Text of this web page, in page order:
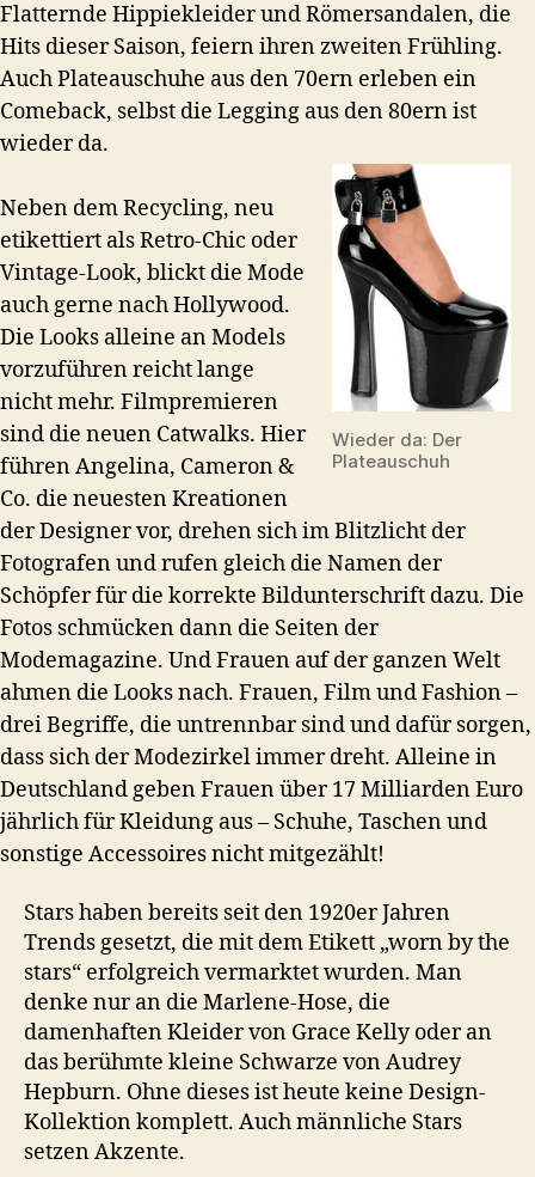
Flatternde Hippiekleider und Römersandalen, die
Hits dieser Saison, feiern ihren zweiten Frühling.
Auch Plateauschuhe aus den 70ern erleben ein
Comeback, selbst die Legging aus den 80ern ist
wieder da.
Wieder da: Der
Plateauschuh
Neben dem Recycling, neu
etikettiert als Retro-Chic oder
Vintage-Look, blickt die Mode
auch gerne nach Hollywood.
Die Looks alleine an Models
vorzuführen reicht lange
nicht mehr. Filmpremieren
sind die neuen Catwalks. Hier
führen Angelina, Cameron &
Co. die neuesten Kreationen
der Designer vor, drehen sich im Blitzlicht der
Fotografen und rufen gleich die Namen der
Schöpfer für die korrekte Bildunterschrift dazu. Die
Fotos schmücken dann die Seiten der
Modemagazine. Und Frauen auf der ganzen Welt
ahmen die Looks nach. Frauen, Film und Fashion –
drei Begriffe, die untrennbar sind und dafür sorgen,
dass sich der Modezirkel immer dreht. Alleine in
Deutschland geben Frauen über 17 Milliarden Euro
jährlich für Kleidung aus – Schuhe, Taschen und
sonstige Accessoires nicht mitgezählt!
Stars haben bereits seit den 1920er Jahren
Trends gesetzt, die mit dem Etikett „worn by the
stars“ erfolgreich vermarktet wurden. Man
denke nur an die Marlene-Hose, die
damenhaften Kleider von Grace Kelly oder an
das berühmte kleine Schwarze von Audrey
Hepburn. Ohne dieses ist heute keine Design-
Kollektion komplett. Auch männliche Stars
setzen Akzente.